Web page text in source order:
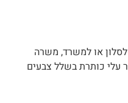
לסלון או למשרד, משרה
עלי כותרת בשלל צבעים